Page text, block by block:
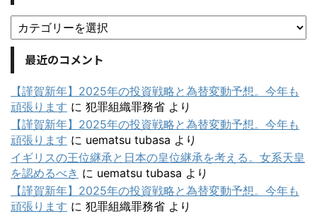
最近のコメント
【謹賀新年】2025年の投資戦略と為替変動予想。今年も
頑張ります に 犯罪組織罪務省 より
【謹賀新年】2025年の投資戦略と為替変動予想。今年も
頑張ります に uematsu tubasa より
イギリスの王位継承と日本の皇位継承を考える。女系天皇
を認めるべき に uematsu tubasa より
【謹賀新年】2025年の投資戦略と為替変動予想。今年も
頑張ります に 犯罪組織罪務省 より